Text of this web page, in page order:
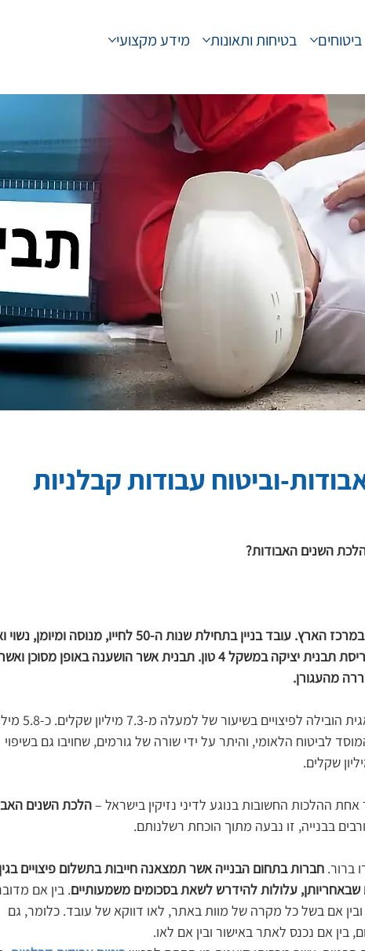
ביטוחים בטיחות ותאונות מידע מקצועי
וביטוח עבודות קבלניות
השנים האבודות?
דצמבר 2000, חורף, אתר בנייה במרכז הארץ. עובד בניין בתחילת שנות ה-50 לחייו, מנוסה
לשלושה ילדים, נהרג בעקבות קריסת תבנית יציקה במשקל 4 טון. תבנית אשר הושענה באופן מסוכן
מהעגורן.
תאונת העבודה המצערת והטראגית הובילה לפיצויים בשיעור
לביטוח הלאומי, והיתר על ידי שורה של גורמים, שחויבו גם בשיפוי
אחת ההלכות החשובות בנוגע לדיני נזיקין בישראל – הלכת השנים
ברור. חברות בתחום הבנייה אשר תמצאנה חייבות בתשלום פיצויים בגין
עלולות להידרש לשאת בסכומים משמעותיים. בין אם
אם בשל כל מקרה של מוות באתר, לאו דווקא של עובד. כלומר, גם
אם נכנס לאתר באישור ובין אם לאו.